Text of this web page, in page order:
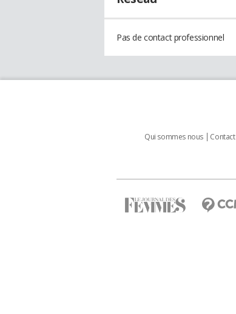
Pas de contact professionnel
Qui sommes nous Contact